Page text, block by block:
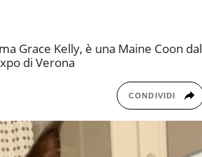
Grace Kelly, è una Maine Coon dal
di Verona
CONDIVIDI